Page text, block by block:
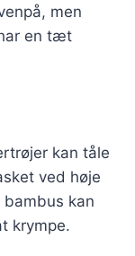
men
en tæt
kan tåle
ved høje
kan
krympe.